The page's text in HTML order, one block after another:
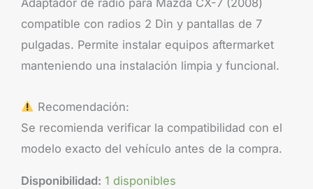
Adaptador de radio para Mazda CX-7 (2008)
compatible con radios 2 Din y pantallas de 7
pulgadas. Permite instalar equipos aftermarket
manteniendo una instalación limpia y funcional.
Recomendación:
Se recomienda verificar la compatibilidad con el
modelo exacto del vehículo antes de la compra.
Disponibilidad: 1 disponibles